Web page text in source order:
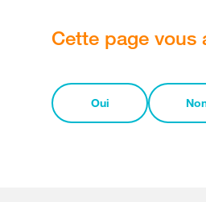
Cette page vous
Oui